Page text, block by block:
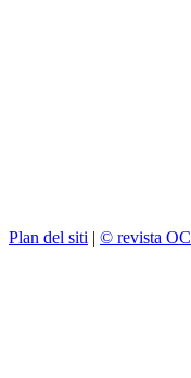
Plan del siti | © revista OC